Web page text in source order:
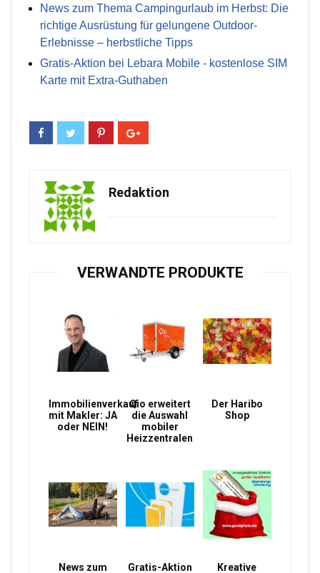
News zum Thema Campingurlaub im Herbst: Die
richtige Ausrüstung für gelungene Outdoor-
Erlebnisse – herbstliche Tipps
Gratis-Aktion bei Lebara Mobile - kostenlose SIM
Karte mit Extra-Guthaben
Redaktion
VERWANDTE PRODUKTE
Immobilienverkauf
mit Makler: JA
oder NEIN!
Qio erweitert
die Auswahl
mobiler
Heizzentralen
Der Haribo
Shop
News zum Gratis-Aktion Kreative